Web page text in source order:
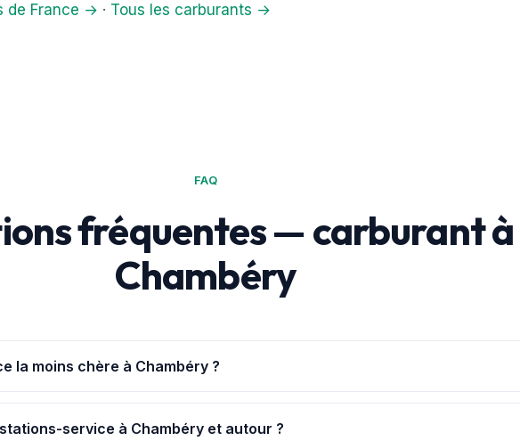
de France → · Tous les carburants →
FAQ
fréquentes — carburant à
Chambéry
la moins chère à Chambéry ?
prix viennent de la base officielle data.gouv.fr.
service à Chambéry et autour ?